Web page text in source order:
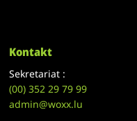
Kontakt
Sekretariat :
(00)352 29 79 99
admin@woxx.lu